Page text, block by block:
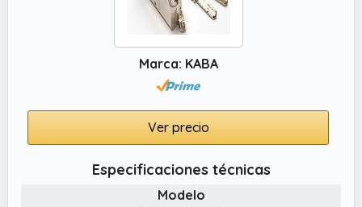
Marca: KABA
Ver precio
Especificaciones técnicas
Modelo